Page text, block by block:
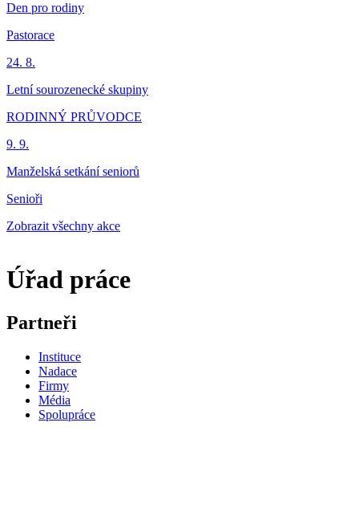
Den pro rodiny
Pastorace
24. 8.
Letní sourozenecké skupiny
RODINNÝ PRŮVODCE
9. 9.
Manželská setkání seniorů
Senioři
Zobrazit všechny akce
Úřad práce
Partneři
Instituce
Nadace
Firmy
Média
Spolupráce